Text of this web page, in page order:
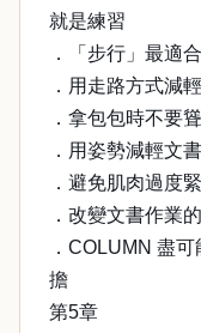
就是練習
．「步行」最適
．用走路方式減
．拿包包時不要
．用姿勢減輕文
．避免肌肉過度
．改變文書作業
．COLUMN 盡
擔
第5章